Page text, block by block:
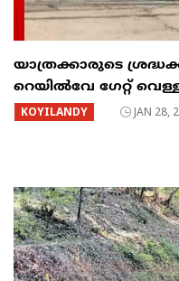
യാത്രക്കാരുടെ
റെയിൽവേ ​ഗേറ്റ്
KOYILANDY JAN 28,